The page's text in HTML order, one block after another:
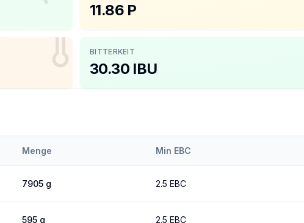
11.86 P
BITTERKEIT
30.30 IBU
Menge Min EBC
7905 g 2.5 EBC
595 g 2.5 EBC